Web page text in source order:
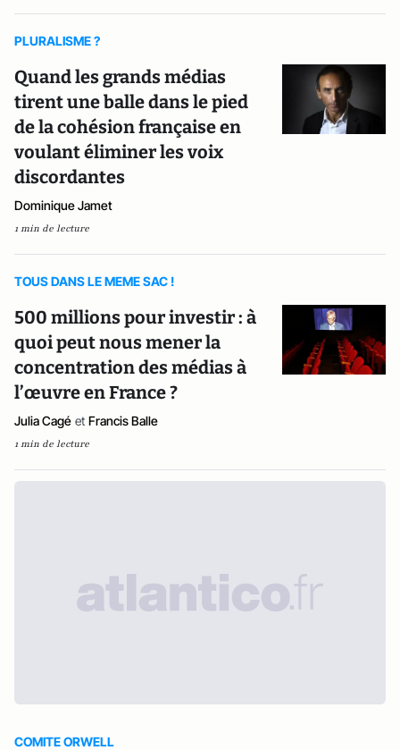
PLURALISME ?
Quand les grands médias
tirent une balle dans le pied
de la cohésion française en
voulant éliminer les voix
discordantes
Dominique Jamet
1 min de lecture
TOUS DANS LE MEME SAC !
500 millions pour investir : à
quoi peut nous mener la
concentration des médias à
l’œuvre en France ?
Julia Cagé et Francis Balle
1 min de lecture
COMITE ORWELL